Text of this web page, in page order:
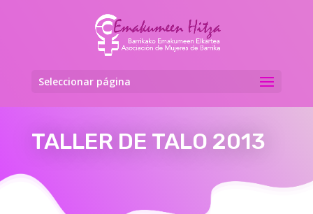
Seleccionar página
TALLER DE TALO 2013